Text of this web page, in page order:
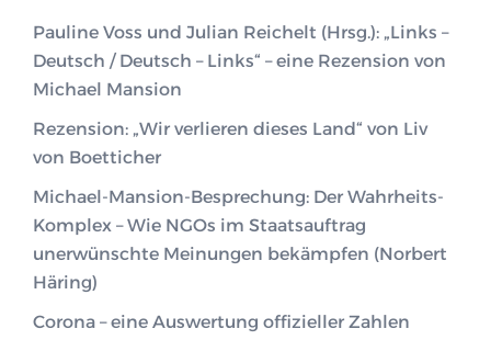
Pauline Voss und Julian Reichelt (Hrsg.): „Links –
Deutsch / Deutsch – Links“ – eine Rezension von
Michael Mansion
Rezension: „Wir verlieren dieses Land“ von Liv
von Boetticher
Michael-Mansion-Besprechung: Der Wahrheits-
Komplex – Wie NGOs im Staatsauftrag
unerwünschte Meinungen bekämpfen (Norbert
Häring)
Corona – eine Auswertung offizieller Zahlen